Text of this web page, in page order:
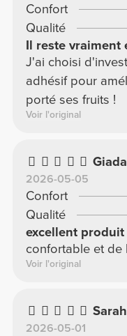
Confort
Qualité
Il reste vraiment
J'ai choisi
adhésif pour
porté ses fruits !
Voir l'original
2026-05-05
Confort
Qualité
excellent produit
confortable et de
Voir l'original
2026-05-01